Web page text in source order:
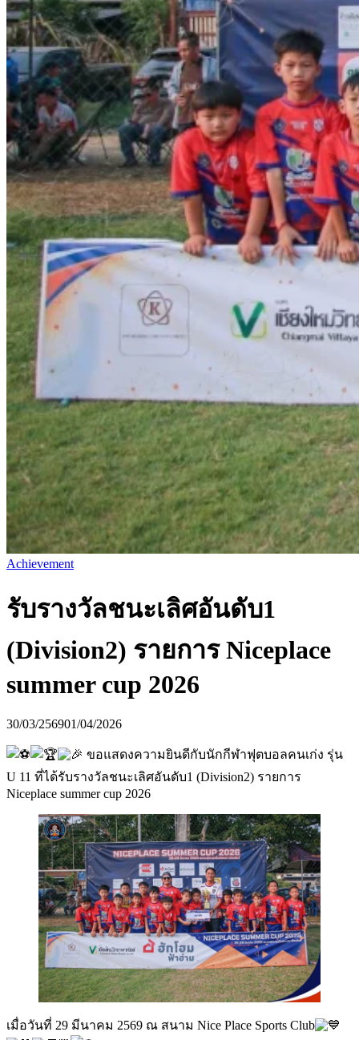
Achievement
รับรางวัลชนะเลิศอันดับ1
(Division2) รายการ Niceplace
summer cup 2026
30/03/256901/04/2026
ขอแสดงความยินดีกับนักกีฬาฟุตบอลคนเก่ง รุ่น
U 11 ที่ได้รับรางวัลชนะเลิศอันดับ1 (Division2) รายการ
Niceplace summer cup 2026
เมื่อวันที่ 29 มีนาคม 2569 ณ สนาม Nice Place Sports Club